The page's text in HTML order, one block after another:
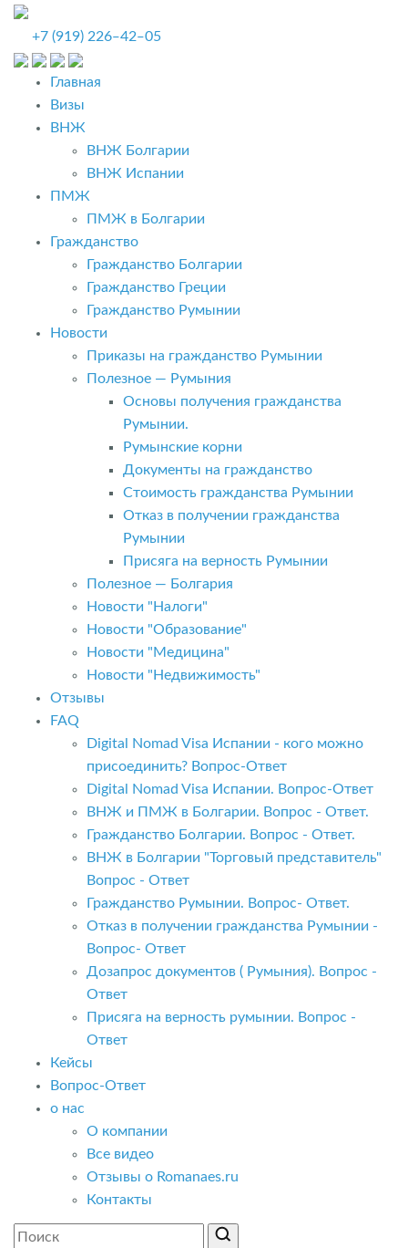
+7 (919) 226‒42‒05
Главная
Визы
ВНЖ
ВНЖ Болгарии
ВНЖ Испании
ПМЖ
ПМЖ в Болгарии
Гражданство
Гражданство Болгарии
Гражданство Греции
Гражданство Румынии
Новости
Приказы на гражданство Румынии
Полезное — Румыния
Основы получения гражданства
Румынии.
Румынские корни
Документы на гражданство
Стоимость гражданства Румынии
Отказ в получении гражданства
Румынии
Присяга на верность Румынии
Полезное — Болгария
Новости "Налоги"
Новости "Образование"
Новости "Медицина"
Новости "Недвижимость"
Отзывы
FAQ
Digital Nomad Visa Испании - кого можно
присоединить? Вопрос-Ответ
Digital Nomad Visa Испании. Вопрос-Ответ
ВНЖ и ПМЖ в Болгарии. Вопрос - Ответ.
Гражданство Болгарии. Вопрос - Ответ.
ВНЖ в Болгарии "Торговый представитель"
Вопрос - Ответ
Гражданство Румынии. Вопрос- Ответ.
Отказ в получении гражданства Румынии -
Вопрос- Ответ
Дозапрос документов ( Румыния). Вопрос -
Ответ
Присяга на верность румынии. Вопрос -
Ответ
Кейсы
Вопрос-Ответ
о нас
О компании
Все видео
Отзывы о Romanaes.ru
Контакты